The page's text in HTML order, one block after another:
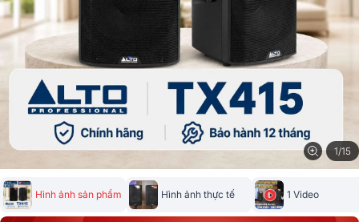
1/15
Hình ảnh sản phẩm Hình ảnh thực tế 1 Video